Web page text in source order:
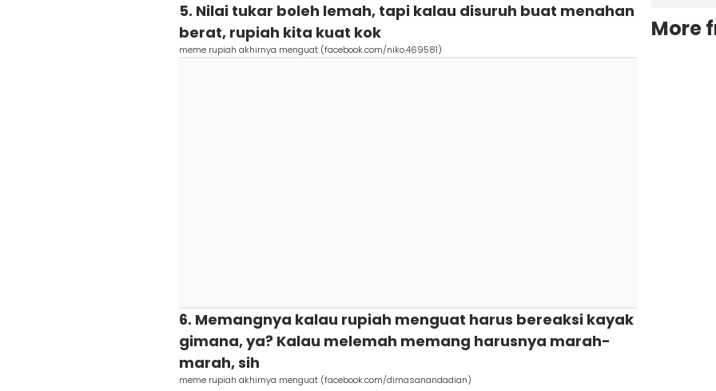
5. Nilai tukar boleh lemah, tapi kalau disuruh buat menahan
berat, rupiah kita kuat kok
meme rupiah akhirnya menguat (facebook.com/niko.469581)
6. Memangnya kalau rupiah menguat harus bereaksi kayak
gimana, ya? Kalau melemah memang harusnya marah-
marah, sih
meme rupiah akhirnya menguat (facebook.com/dimasanandadian)
More